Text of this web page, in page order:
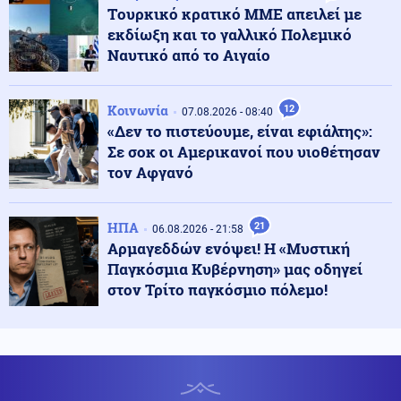
Ρωσία: Στις φλόγες διυλιστήριο πετρελαίου έπειτα από
ουκρανική επίθεση με drones
Πυρκαγιά σε ακατοίκητο κτήριο στην Κουμουνδούρου,
απεγκλωβίστηκε ένα άτομο
Πολιτική 08.08.2026 - 10:35
Χαρδαλιάς: Καμία ανεμογεννήτρια σε καμένες και
αναδασωτέες περιοχές της Αττικής
Κοινωνία 08.08.2026 - 10:31
«Διακοπές στην Αίγινα» του 1958: Η ταινία
χρονοκάψουλα μιας Ελλάδας που χάθηκε
Κοινωνία
Απόπειρα φόνου σε μοναστήρι: 6ημερη κράτηση στον
μοναχό – Τι προηγήθηκε
Tουρκικό κρατικό ΜΜΕ απειλεί με
εκδίωξη και το γαλλικό Πολεμικό
Ναυτικό από το Αιγαίο
Κοινωνία 07.08.2026 - 08:40 12
«Δεν το πιστεύουμε, είναι εφιάλτης»:
Σε σοκ οι Αμερικανοί που υιοθέτησαν
τον Αφγανό
ΗΠΑ 06.08.2026 - 21:58 21
Αρμαγεδδών ενόψει! Η «Μυστική
Παγκόσμια Κυβέρνηση» μας οδηγεί
στον Τρίτο παγκόσμιο πόλεμο!